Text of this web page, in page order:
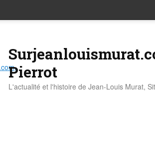
Pierrot
L'actualité et l'histoire de Jean-Louis Murat,